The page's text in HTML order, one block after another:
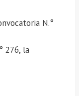
N.°
276, la